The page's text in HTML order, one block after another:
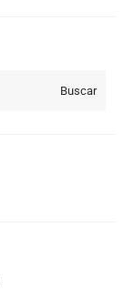
Buscar